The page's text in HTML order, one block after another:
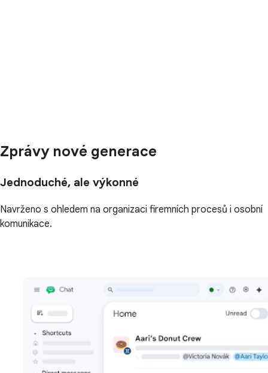
Zprávy nové generace
Jednoduché, ale výkonné
Navrženo s ohledem na organizaci firemních procesů i osobní
komunikace.